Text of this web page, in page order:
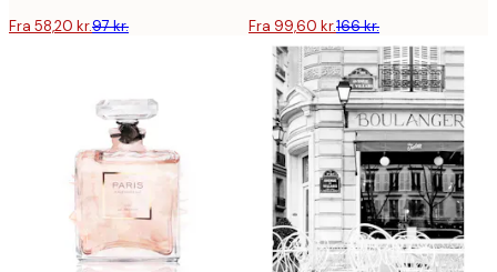
Fra 58,20 kr.97 kr. Fra 99,60 kr.166 kr.